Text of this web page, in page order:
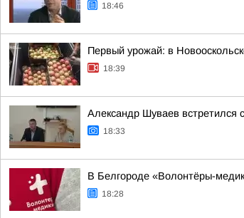
18:46
Первый урожай: в
18:39
Александр Шуваев встретился
18:33
В Белгороде «Волонтёры-
18:28